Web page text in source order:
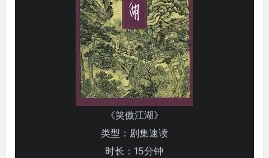
《笑傲江湖》
类型：剧集速读
时长：15分钟